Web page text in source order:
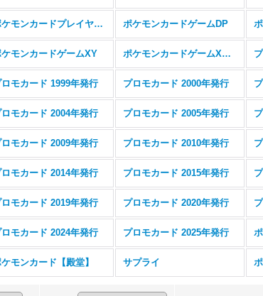
ポケモンカードプレイヤーズ ポケモンカードゲームDP
モンカードゲームXY ポケモンカードゲームXYBREAK
ロモカード 1999年発行 プロモカード 2000年発行
ロモカード 2004年発行 プロモカード 2005年発行
ロモカード 2009年発行 プロモカード 2010年発行
ロモカード 2014年発行 プロモカード 2015年発行
ロモカード 2019年発行 プロモカード 2020年発行
ロモカード 2024年発行 プロモカード 2025年発行
モンカード【殿堂】 サプライ